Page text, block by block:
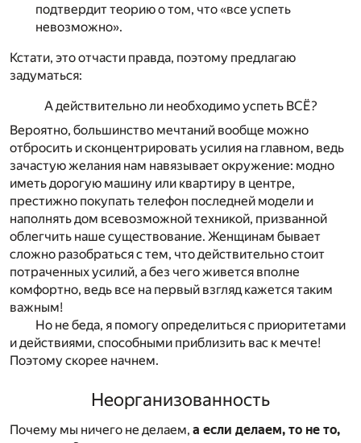
подтвердит теорию о том, что «все успеть
невозможно».
Кстати, это отчасти правда, поэтому предлагаю
задуматься:
А действительно ли необходимо успеть ВСЁ?
Вероятно, большинство мечтаний вообще можно
отбросить и сконцентрировать усилия на главном, ведь
зачастую желания нам навязывает окружение: модно
иметь дорогую машину или квартиру в центре,
престижно покупать телефон последней модели и
наполнять дом всевозможной техникой, призванной
облегчить наше существование. Женщинам бывает
сложно разобраться с тем, что действительно стоит
потраченных усилий, а без чего живется вполне
комфортно, ведь все на первый взгляд кажется таким
важным!
Но не беда, я помогу определиться с приоритетами
и действиями, способными приблизить вас к мечте!
Поэтому скорее начнем.
Неорганизованность
Почему мы ничего не делаем, а если делаем, то не то,